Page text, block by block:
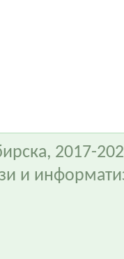
2017-
и